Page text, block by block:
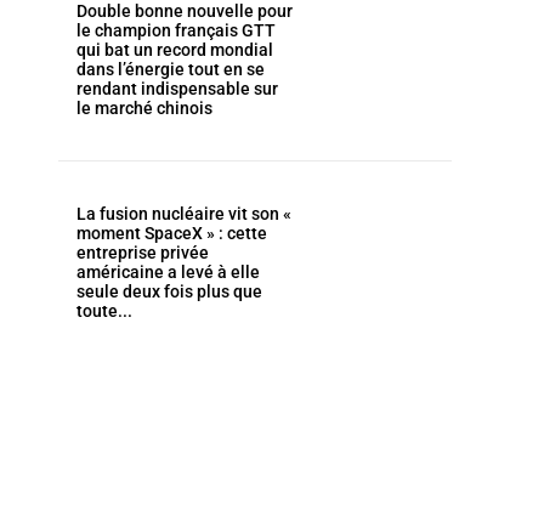
Double bonne nouvelle pour
le champion français GTT
qui bat un record mondial
dans l’énergie tout en se
rendant indispensable sur
le marché chinois
La fusion nucléaire vit son «
moment SpaceX » : cette
entreprise privée
américaine a levé à elle
seule deux fois plus que
toute...